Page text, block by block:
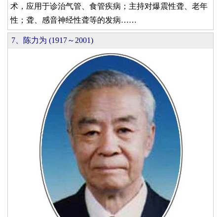
术，应用于诊治气管、食管疾病；主持对爆震性聋、老年
性；聋、感音神经性聋等的发病……
7、陈力为 (1917～2001)